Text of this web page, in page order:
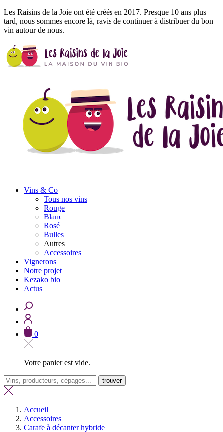
Les Raisins de la Joie ont été créés en 2017. Presque 10 ans plus
tard, nous sommes encore là, ravis de continuer à distribuer du bon
vin autour de nous.
Vins & Co
Tous nos vins
Rouge
Blanc
Rosé
Bulles
Autres
Accessoires
Vignerons
Notre projet
Kezako bio
Actus
0
Votre panier est vide.
trouver
Accueil
Accessoires
Carafe à décanter hybride